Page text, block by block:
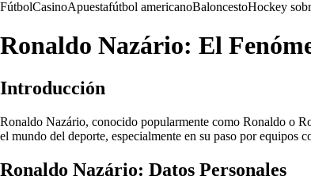
FútbolCasinoApuestafútbol americanoBaloncestoHockey
Ronaldo Nazário: El
Introducción
Ronaldo Nazário, conocido popularmente como Ronaldo o
el mundo del deporte, especialmente en su paso por equipos
Ronaldo Nazário: Datos Personales